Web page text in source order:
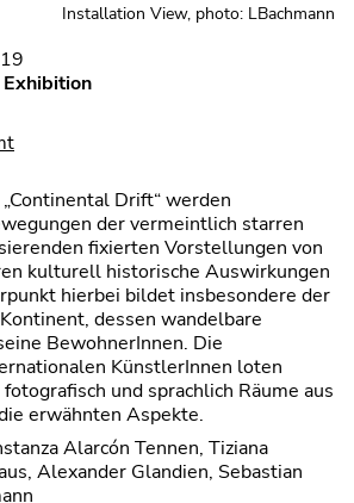
Installation View, photo: LBachmann
Drift“ werden
der vermeintlich starren
fixierten Vorstellungen von
kulturell historische Auswirkungen
hierbei bildet insbesondere der
dessen wandelbare
BewohnerInnen. Die
KünstlerInnen loten
und sprachlich Räume aus
erwähnten Aspekte.
Alarcón Tennen, Tiziana
Alexander Glandien, Sebastian